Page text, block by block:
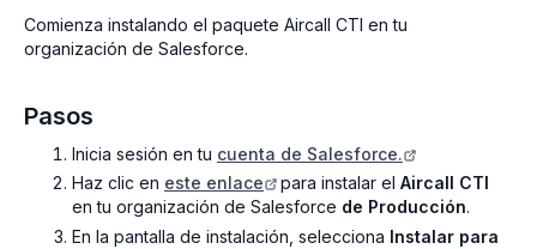
Comienza instalando el paquete Aircall CTI en tu
organización de Salesforce.
Pasos
Inicia sesión en tu cuenta de Salesforce.
Haz clic en este enlace para instalar el Aircall CTI
en tu organización de Salesforce de Producción.
En la pantalla de instalación, selecciona Instalar para